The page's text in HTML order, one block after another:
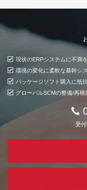
現状のERPシステムに不満
環境の変化に柔軟な基幹シ
パッケージソフト購入に抵
グローバルSCMの整備/再構
受